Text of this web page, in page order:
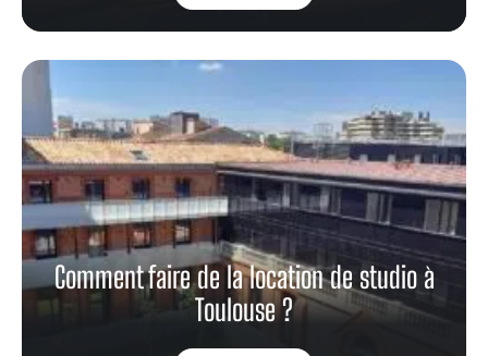
Comment faire de la location de studio à
Toulouse ?